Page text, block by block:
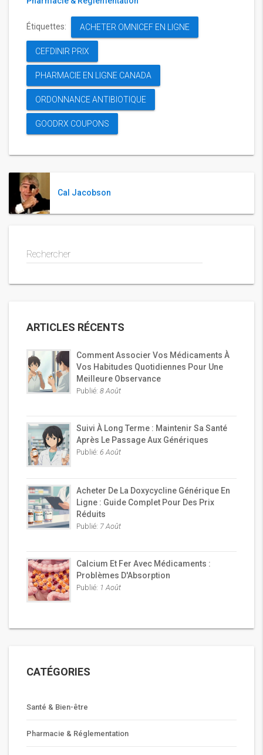
Étiquettes: ACHETER OMNICEF EN LIGNE
CEFDINIR PRIX
PHARMACIE EN LIGNE CANADA
ORDONNANCE ANTIBIOTIQUE
GOODRX COUPONS
Cal Jacobson
Rechercher
ARTICLES RÉCENTS
Comment Associer Vos Médicaments À
Vos Habitudes Quotidiennes Pour Une
Meilleure Observance
Publié: 8 Août
Suivi À Long Terme : Maintenir Sa Santé
Après Le Passage Aux Génériques
Publié: 6 Août
Acheter De La Doxycycline Générique En
Ligne : Guide Complet Pour Des Prix
Réduits
Publié: 7 Août
Calcium Et Fer Avec Médicaments :
Problèmes D'Absorption
Publié: 1 Août
CATÉGORIES
Santé & Bien-être
Pharmacie & Réglementation